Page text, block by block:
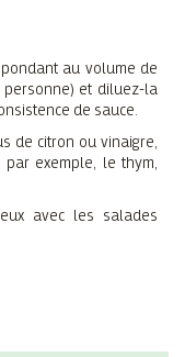
au volume de
et diluez-la
de sauce.
de citron ou vinaigre,
exemple, le thym,
avec les salades